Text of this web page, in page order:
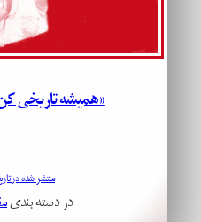
«همیشه تاریخی
منتشر شده در تاریخ ۱ مهر,
در دسته بندی